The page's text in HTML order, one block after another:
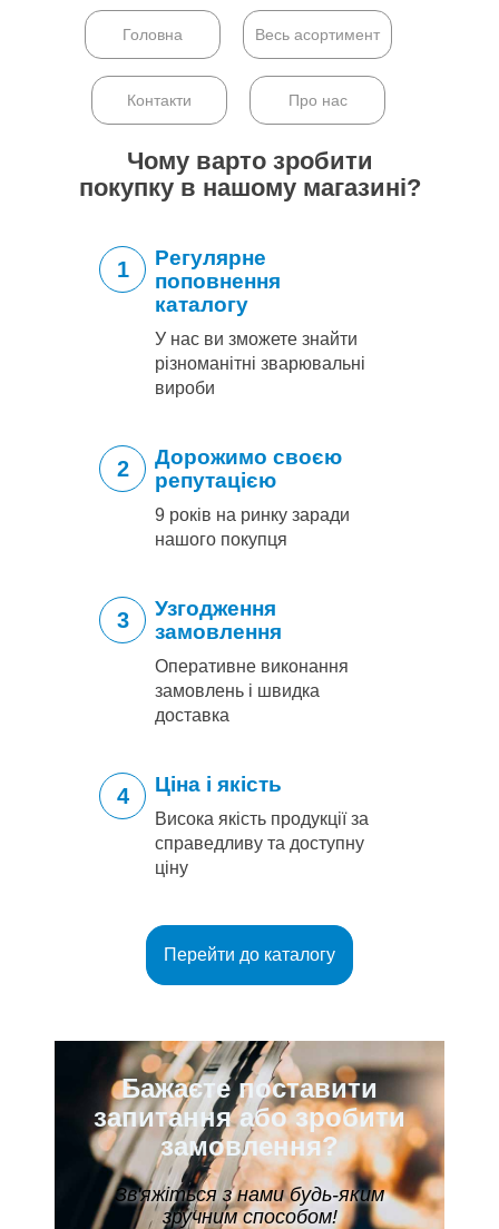
Головна Весь асортимент
Контакти Про нас
Чому варто зробити
покупку в нашому магазині?
1
Регулярне
поповнення
каталогу
У нас ви зможете знайти
різноманітні зварювальні
вироби
2
Дорожимо своєю
репутацією
9 років на ринку заради
нашого покупця
3
Узгодження
замовлення
Оперативне виконання
замовлень і швидка
доставка
4 Ціна і якість
Висока якість продукції за
справедливу та доступну
ціну
Перейти до каталогу
Бажаєте поставити
запитання або зробити
замовлення?
Зв'яжіться з нами будь-яким
зручним способом!